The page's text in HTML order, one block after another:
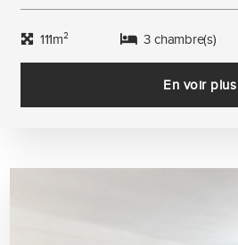
111m² 3 chambre(s)
En voir plus